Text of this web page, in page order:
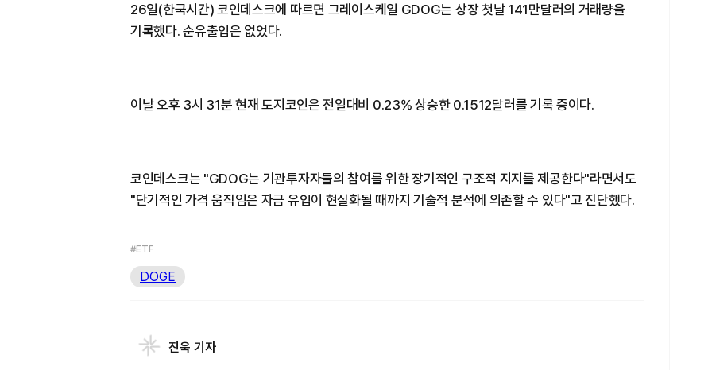
26일(한국시간) 코인데스크에 따르면 그레이스케일 GDOG는 상장 첫날 141만달러의 거래량을
기록했다. 순유출입은 없었다.
이날 오후 3시 31분 현재 도지코인은 전일대비 0.23% 상승한 0.1512달러를 기록 중이다.
코인데스크는 "GDOG는 기관투자자들의 참여를 위한 장기적인 구조적 지지를 제공한다"라면서도
"단기적인 가격 움직임은 자금 유입이 현실화될 때까지 기술적 분석에 의존할 수 있다"고 진단했다.
#ETF
DOGE
진욱 기자